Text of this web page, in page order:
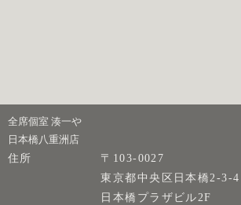
全席個室 湊一や
日本橋八重洲店
住所
〒103-0027
東京都中央区日本橋2-3-4
日本橋プラザビル2F